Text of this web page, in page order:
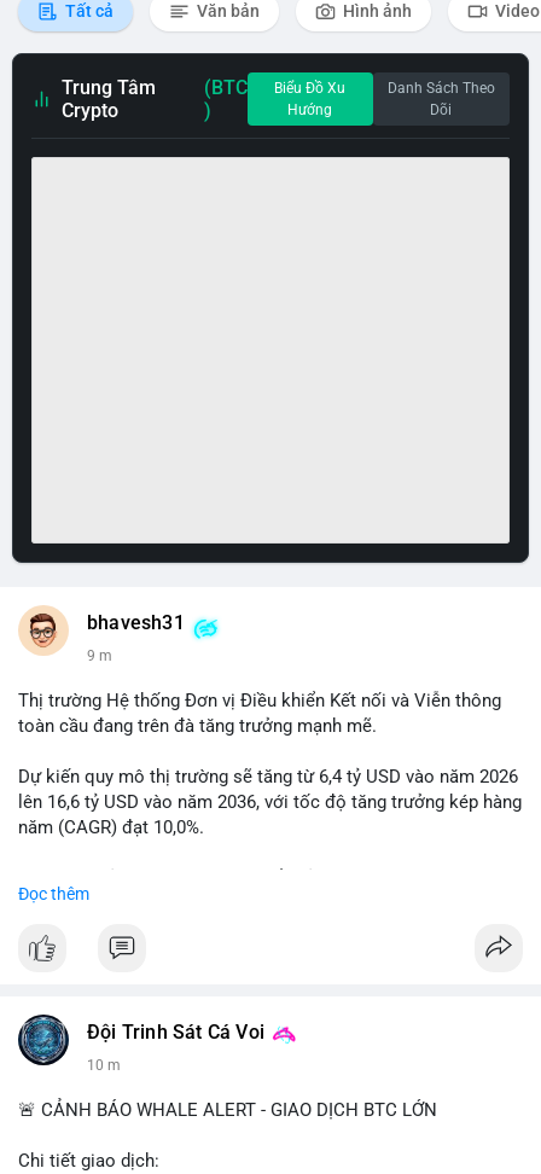
Tất cả Văn bản Hình ảnh Video
Trung Tâm
Crypto
(BTC
)
Biểu Đồ Xu
Hướng
Danh Sách Theo
Dõi
bhavesh31
10 m
Thị trường Hệ thống Đơn vị Điều khiển Kết nối và Viễn thông
toàn cầu đang trên đà tăng trưởng mạnh mẽ.
Dự kiến quy mô thị trường sẽ tăng từ 6,4 tỷ USD vào năm 2026
lên 16,6 tỷ USD vào năm 2036, với tốc độ tăng trưởng kép hàng
năm (CAGR) đạt 10,0%.
trong các lĩnh vực ô tô, logistics và thiết bị thông minh.
Doanh nghiệp cần theo dõi xu hướng này để nắm bắt cơ hội
Đọc thêm
Đội Trinh Sát Cá Voi
10 m
🚨 CẢNH BÁO WHALE ALERT - GIAO DỊCH BTC LỚN
Chi tiết giao dịch: